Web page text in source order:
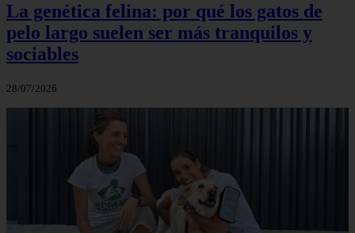
La genética felina: por qué los gatos de
pelo largo suelen ser más tranquilos y
sociables
28/07/2026